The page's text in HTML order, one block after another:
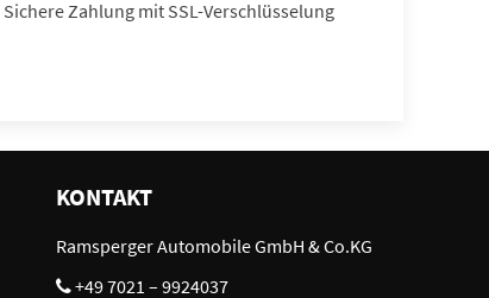
Sichere Zahlung mit SSL-Verschlüsselung
KONTAKT
Ramsperger Automobile GmbH & Co.KG
+49 7021 – 9924037